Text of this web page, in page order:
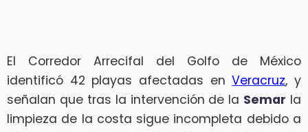
El Corredor Arrecifal del Golfo de México
identificó 42 playas afectadas enVeracruz, y
señalan que tras la intervención de la Semar la
limpieza de la costa sigue incompleta debido a